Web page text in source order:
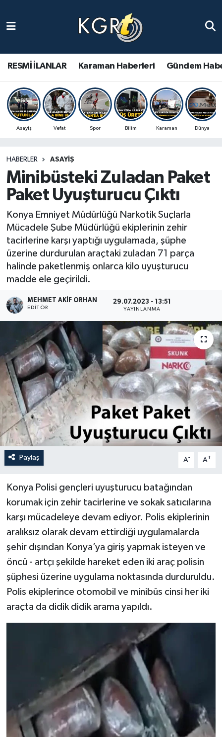
RESMİ İLANLAR Karaman Haberleri Gündem
Asayiş Vefat Spor Bilim Karaman Dünya
HABERLER ASAYIŞ
Minibüsteki Zuladan Paket
Paket Uyuşturucu Çıktı
Konya Emniyet Müdürlüğü Narkotik Suçlarla
Mücadele Şube Müdürlüğü ekiplerinin zehir
tacirlerine karşı yaptığı uygulamada, şüphe
üzerine durdurulan araçtaki zuladan 71 parça
halinde paketlenmiş onlarca kilo uyuşturucu
madde ele geçirildi.
MEHMET AKIF ORHAN
EDITÖR
29.07.2023 - 13:51
YAYINLANMA
Paylaş A- A+
Konya Polisi gençleri uyuşturucu batağından
korumak için zehir tacirlerine ve sokak satıcılarına
karşı mücadeleye devam ediyor. Polis ekiplerinin
aralıksız olarak devam ettirdiği uygulamalarda
şehir dışından Konya’ya giriş yapmak isteyen ve
öncü - artçı şekilde hareket eden iki araç polisin
şüphesi üzerine uygulama noktasında durduruldu.
Polis ekiplerince otomobil ve minibüs cinsi her iki
araçta da didik didik arama yapıldı.
Gündem Haberleri
Güncel Haberler
Spor Haberleri
Ulusal Haberler
Vefat Edenler